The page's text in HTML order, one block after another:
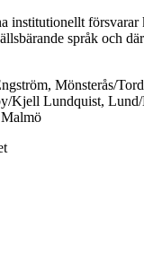
institutionellt
språk och
Mönsterås/
Kjell Lundquist,